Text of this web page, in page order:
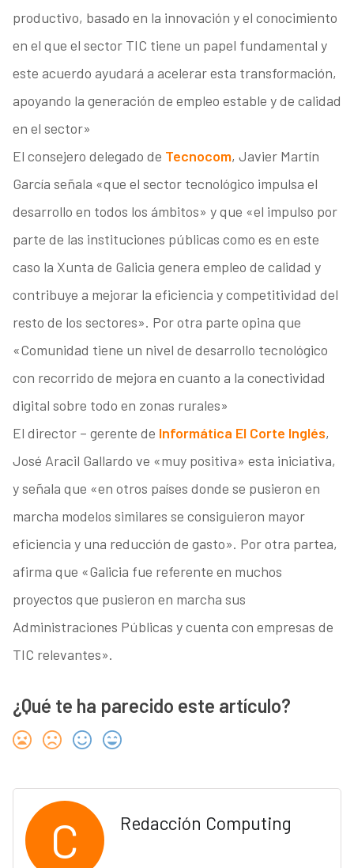
productivo, basado en la innovación y el conocimiento
en el que el sector TIC tiene un papel fundamental y
este acuerdo ayudará a acelerar esta transformación,
apoyando la generación de empleo estable y de calidad
en el sector»
El consejero delegado de Tecnocom, Javier Martín
García señala «que el sector tecnológico impulsa el
desarrollo en todos los ámbitos» y que «el impulso por
parte de las instituciones públicas como es en este
caso la Xunta de Galicia genera empleo de calidad y
contribuye a mejorar la eficiencia y competitividad del
resto de los sectores». Por otra parte opina que
«Comunidad tiene un nivel de desarrollo tecnológico
con recorrido de mejora en cuanto a la conectividad
digital sobre todo en zonas rurales»
El director – gerente de Informática El Corte Inglés,
José Aracil Gallardo ve «muy positiva» esta iniciativa,
y señala que «en otros países donde se pusieron en
marcha modelos similares se consiguieron mayor
eficiencia y una reducción de gasto». Por otra partea,
afirma que «Galicia fue referente en muchos
proyectos que pusieron en marcha sus
Administraciones Públicas y cuenta con empresas de
TIC relevantes».
¿Qué te ha parecido este artículo?
C Redacción Computing